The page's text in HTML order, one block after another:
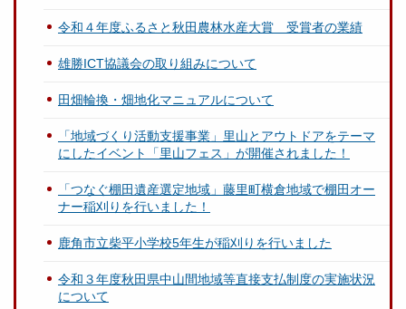
令和４年度ふるさと秋田農林水産大賞 受賞者の業績
雄勝ICT協議会の取り組みについて
田畑輪換・畑地化マニュアルについて
「地域づくり活動支援事業」里山とアウトドアをテーマ
にしたイベント「里山フェス」が開催されました！
「つなぐ棚田遺産選定地域」藤里町横倉地域で棚田オー
ナー稲刈りを行いました！
鹿角市立柴平小学校5年生が稲刈りを行いました
令和３年度秋田県中山間地域等直接支払制度の実施状況
について